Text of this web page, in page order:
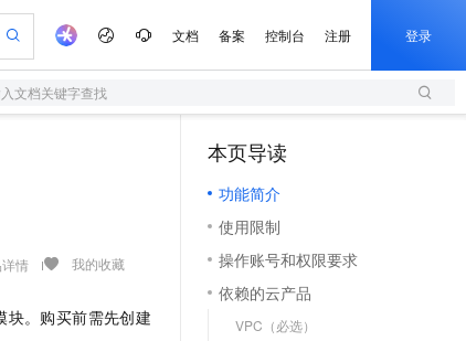
文档 备案 控制台 注册 登录
文档关键字查找
情 我的收藏
块。购买前需先创建
本页导读
功能简介
使用限制
操作账号和权限要求
依赖的云产品
VPC（必选）
语音识别与合成
全托管，含MySQL、PostgreSQL、SQL Server、MariaDB多引擎
编程平台
轻量应用服务器
数字证书管理服务（原SSL证书）
实现全站HTTPS，呈现可信的WEB访问
短信服务
器，轻松开启游戏
工作流应用
通过阿里云百炼高效搭建AI应用,助力高效开发
Agency Agents：拥有专属领域专家
HappyHorse 打造一站式影视创作平台
漫剧工坊：一站式动画创作平台
快速生产连贯的高质量长漫剧
，一键激活电商全链路生产力
高效打造优质广告素材
AI 活动
AI 生产力先锋
先锋实践拓展 AI 生产力的边界
飞天发布时刻
所见，即是所愿
AI 实训营
从基础到进阶，Agent 创客手把手教你
阿里云 OPC 创新助力计划
Token 补贴，五大权
益加速 OPC 成功
专业服务
公司注册
划 服务伙伴合作计划
Al MaaS 服务伙伴赋能合作
伙伴信用分合作计划
更多支持
合作伙伴培训与认证
开发者社区
镜像站
加入我们
校园招聘